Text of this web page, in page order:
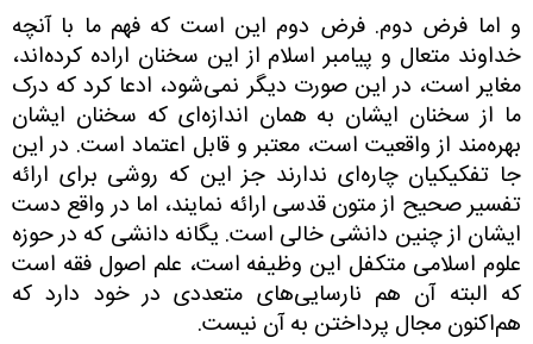
و اما فرض دوم. فرض دوم این است که فهم ما با آنچه
خداوند متعال و پیامبر اسلام از این سخنان اراده کرده‌اند،
مغایر است، در این صورت دیگر نمی‌شود، ادعا کرد که درک
ما از سخنان ایشان به همان اندازه‌ای که سخنان ایشان
بهره‌مند از واقعیت است، معتبر و قابل اعتماد است. در این
جا تفکیکیان چاره‌ای ندارند جز این که روشی برای ارائه
تفسیر صحیح از متون قدسی ارائه نمایند، اما در واقع دست
ایشان از چنین دانشی خالی است. یگانه دانشی که در حوزه
علوم اسلامی‌ متکفل این وظیفه است، علم اصول فقه است
که البته آن هم نارسایی‌های متعددی در خود دارد که
هم‌اکنون مجال پرداختن به آن نیست.